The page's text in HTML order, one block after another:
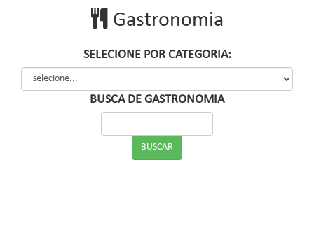
Gastronomia
SELECIONE POR CATEGORIA:
BUSCA DE GASTRONOMIA